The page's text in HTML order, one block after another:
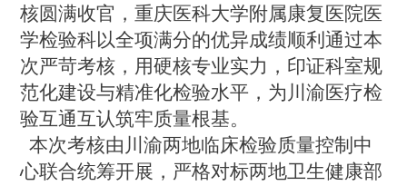
核圆满收官，重庆医科大学附属康复医院医
学检验科以全项满分的优异成绩顺利通过本
次严苛考核，用硬核专业实力，印证科室规
范化建设与精准化检验水平，为川渝医疗检
验互通互认筑牢质量根基。
本次考核由川渝两地临床检验质量控制中
心联合统筹开展，严格对标两地卫生健康部